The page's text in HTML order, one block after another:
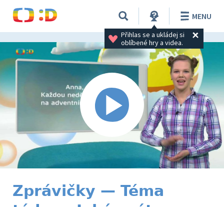
Přihlas se a ukládej si
oblíbené hry a videa.
MENU
Zprávičky — Téma